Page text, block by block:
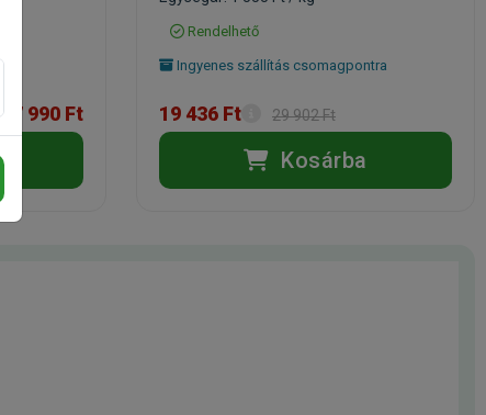
27 990 Ft
Rendelhető
Ingyenes szállítás csomagpontra
19 436 Ft 29 902 Ft
Kosárba